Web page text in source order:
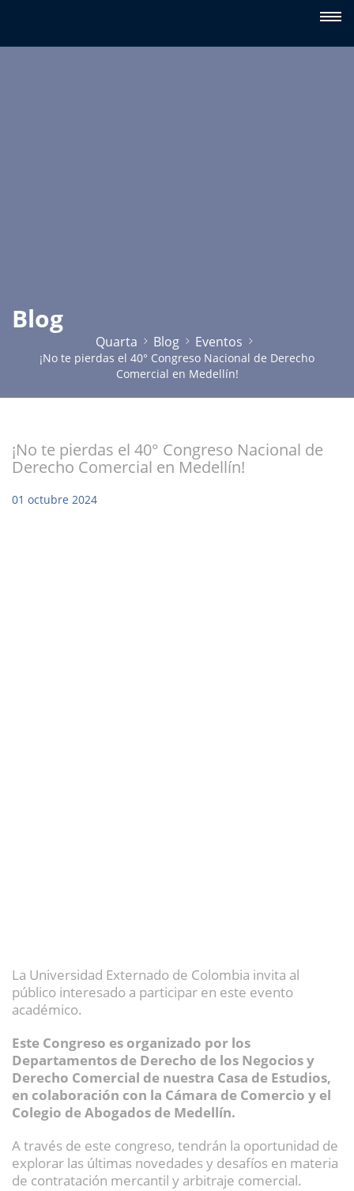
Blog
Quarta Blog Eventos
¡No te pierdas el 40° Congreso Nacional de Derecho
Comercial en Medellín!
¡No te pierdas el 40° Congreso Nacional de
Derecho Comercial en Medellín!
01 octubre 2024
La Universidad Externado de Colombia invita al
público interesado a participar en este evento
académico.
Este Congreso es organizado por los
Departamentos de Derecho de los Negocios y
Derecho Comercial de nuestra Casa de Estudios,
en colaboración con la Cámara de Comercio y el
Colegio de Abogados de Medellín.
A través de este congreso, tendrán la oportunidad de
explorar las últimas novedades y desafíos en materia
de contratación mercantil y arbitraje comercial.